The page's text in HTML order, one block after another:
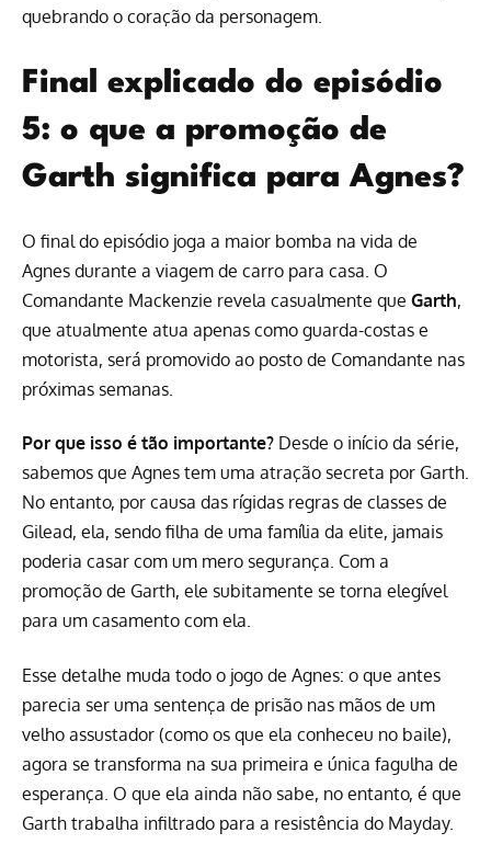
quebrando o coração da personagem.
Final explicado do episódio
5: o que a promoção de
Garth significa para Agnes?
O final do episódio joga a maior bomba na vida de
Agnes durante a viagem de carro para casa. O
Comandante Mackenzie revela casualmente que Garth,
que atualmente atua apenas como guarda-costas e
motorista, será promovido ao posto de Comandante nas
próximas semanas.
Por que isso é tão importante? Desde o início da série,
sabemos que Agnes tem uma atração secreta por Garth.
No entanto, por causa das rígidas regras de classes de
Gilead, ela, sendo filha de uma família da elite, jamais
poderia casar com um mero segurança. Com a
promoção de Garth, ele subitamente se torna elegível
para um casamento com ela.
Esse detalhe muda todo o jogo de Agnes: o que antes
parecia ser uma sentença de prisão nas mãos de um
velho assustador (como os que ela conheceu no baile),
agora se transforma na sua primeira e única fagulha de
esperança. O que ela ainda não sabe, no entanto, é que
Garth trabalha infiltrado para a resistência do Mayday.